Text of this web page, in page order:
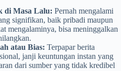
di Masa Lalu: Pernah mengalami
signifikan, baik pribadi maupun
mengalaminya, bisa meninggalkan
atau Bias: Terpapar berita
janji keuntungan instan yang
dari sumber yang tidak kredibel